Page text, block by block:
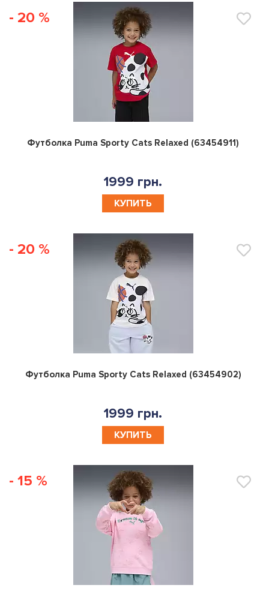
- 20 %
0
Футболка Puma Sporty Cats Relaxed (63454911)
1999 грн.
КУПИТЬ
- 20 %
0
Футболка Puma Sporty Cats Relaxed (63454902)
1999 грн.
КУПИТЬ
- 15 %